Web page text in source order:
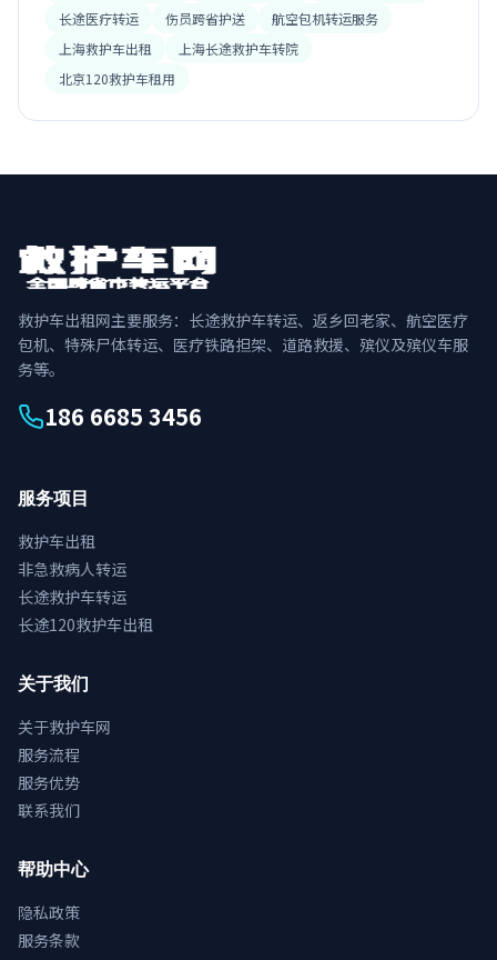
长途医疗转运
伤员跨省护送
航空包机转运服务
上海救护车出租
上海长途救护车转院
北京120救护车租用
救护车出租网主要服务：长途救护车转运、返乡回老家、航空医疗
包机、特殊尸体转运、医疗铁路担架、道路救援、殡仪及殡仪车服
务等。
186 6685 3456
服务项目
救护车出租
非急救病人转运
长途救护车转运
长途120救护车出租
关于我们
关于救护车网
服务流程
服务优势
联系我们
帮助中心
隐私政策
服务条款